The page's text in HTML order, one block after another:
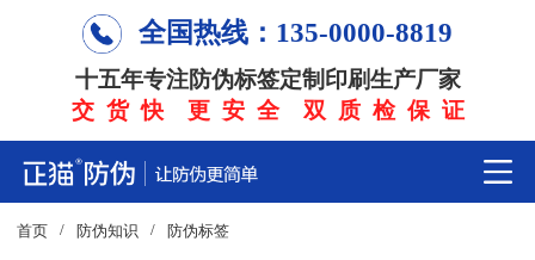
全国热线：135-0000-8819
十五年专注防伪标签定制印刷生产厂家
交 货 快 更 安 全 双 质 检 保 证
首页 / 防伪知识 / 防伪标签